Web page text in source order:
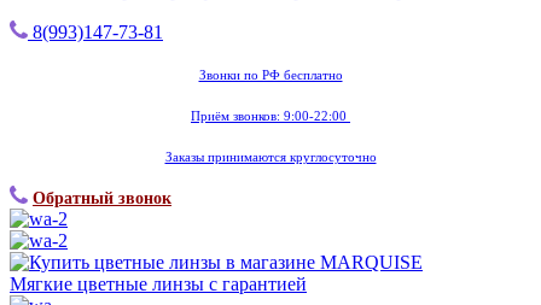
8(993)147-73-81
Звонки по РФ бесплатно
Приём звонков: 9:00-22:00
Заказы принимаются круглосуточно
Обратный звонок
Мягкие цветные линзы с гарантией